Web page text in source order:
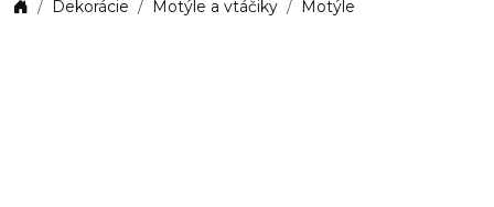
Dekorácie Motýle a vtáčiky Motýle